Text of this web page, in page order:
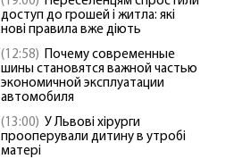
доступ до грошей і житла: які
нові правила вже діють
(12:58) Почему современные
шины становятся важной частью
экономичной эксплуатации
автомобиля
(13:00) У Львові хірурги
прооперували дитину в утробі
матері